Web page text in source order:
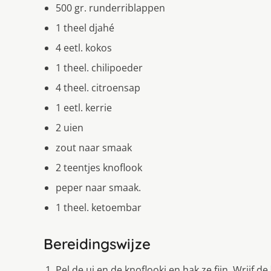
500 gr. runderriblappen
1 theel djahé
4 eetl. kokos
1 theel. chilipoeder
4 theel. citroensap
1 eetl. kerrie
2 uien
zout naar smaak
2 teentjes knoflook
peper naar smaak.
1 theel. ketoembar
Bereidingswijze